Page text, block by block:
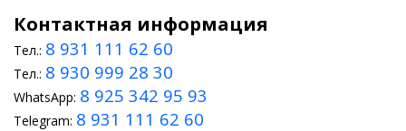
Контактная информация
Тел.: 8 931 111 62 60
Тел.: 8 930 999 28 30
WhatsApp: 8 925 342 95 93
Telegram: 8 931 111 62 60